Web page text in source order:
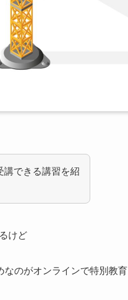
講できる講習を紹
けど
のがオンラインで特別教